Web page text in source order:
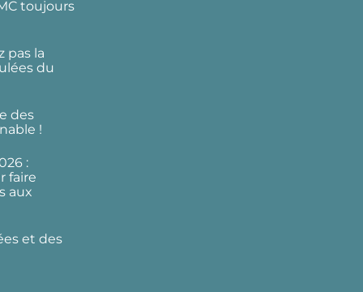
toujours
pas la
du
des
!
:
faire
aux
et des